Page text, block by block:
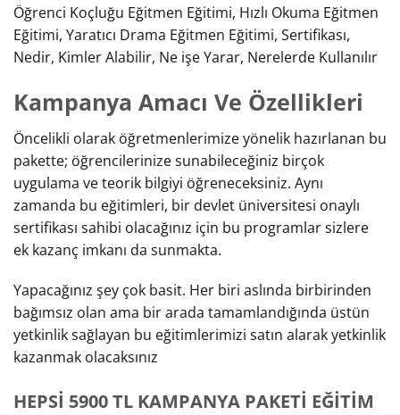
Öğrenci Koçluğu Eğitmen Eğitimi, Hızlı Okuma Eğitmen
Eğitimi, Yaratıcı Drama Eğitmen Eğitimi, Sertifikası,
Nedir, Kimler Alabilir, Ne işe Yarar, Nerelerde Kullanılır
Kampanya Amacı Ve Özellikleri
Öncelikli olarak öğretmenlerimize yönelik hazırlanan bu
pakette; öğrencilerinize sunabileceğiniz birçok
uygulama ve teorik bilgiyi öğreneceksiniz. Aynı
zamanda bu eğitimleri, bir devlet üniversitesi onaylı
sertifikası sahibi olacağınız için bu programlar sizlere
ek kazanç imkanı da sunmakta.
Yapacağınız şey çok basit. Her biri aslında birbirinden
bağımsız olan ama bir arada tamamlandığında üstün
yetkinlik sağlayan bu eğitimlerimizi satın alarak yetkinlik
kazanmak olacaksınız
HEPSİ 5900 TL KAMPANYA PAKETİ EĞİTİM